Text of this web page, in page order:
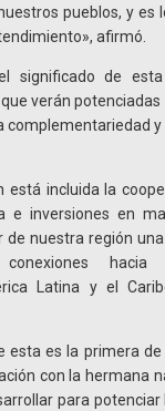
pueblos, y es
afirmó.
significado de
verán
complementariedad
está incluida la
e inversiones en
de nuestra región
conexiones
Latina y el
esta es la primera
con la hermana
para